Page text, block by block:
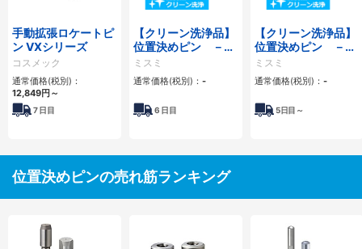
手動拡張ロケートピ
ン VXシリーズ
コスメック
通常価格(税別)：
12,849円 ～
7日目
【クリーン洗浄品】
位置決めピン －樹
脂小径タイプー
ミスミ
通常価格(税別)： -
6 日目
【クリーン洗浄品】
位置決めピン －樹
脂ボルト止めタイプ
ー
ミスミ
通常価格(税別)： -
5日目～
位置決めピンの売れ筋ランキング